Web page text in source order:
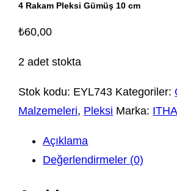
4 Rakam Pleksi Gümüş 10 cm
₺60,00
2 adet stokta
Stok kodu: EYL743 Kategoriler:
Malzemeleri, Pleksi Marka:
Açıklama
Değerlendirmeler (0)